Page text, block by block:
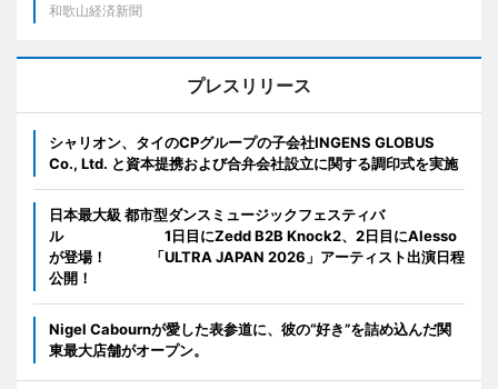
和歌山経済新聞
プレスリリース
シャリオン、タイのCPグループの子会社INGENS GLOBUS
Co., Ltd. と資本提携および合弁会社設立に関する調印式を実施
日本最大級 都市型ダンスミュージックフェスティバ
ル 1日目にZedd B2B Knock2、2日目にAlesso
が登場！ 「ULTRA JAPAN 2026」アーティスト出演日程
公開！
Nigel Cabournが愛した表参道に、彼の“好き”を詰め込んだ関
東最大店舗がオープン。